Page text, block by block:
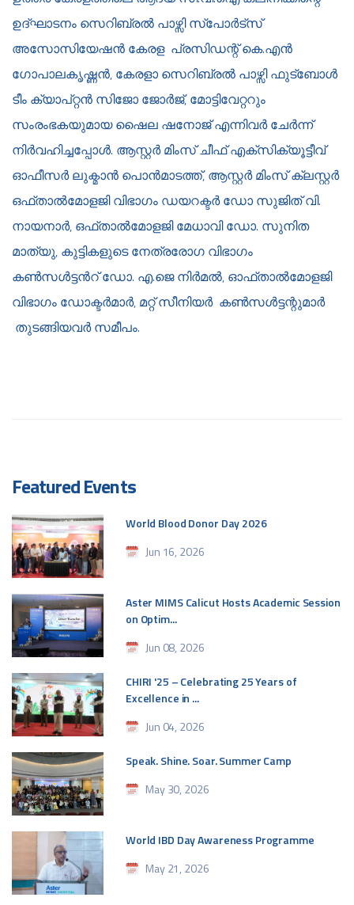
ഉദ്ഘാടനം സെറിബ്രൽ പാഴ്സി സ്പോർട്സ്
അസോസിയേഷൻ കേരള പ്രസിഡന്റ് കെ.എൻ
ഗോപാലകൃഷ്ണൻ, കേരളാ സെറിബ്രൽ പാഴ്സി ഫുട്ബോൾ
ടീം ക്യാപ്റ്റൻ സിജോ ജോർജ്, മോട്ടിവേറ്ററും
സംരംഭകയുമായ ഷൈല ഷനോജ് എന്നിവർ ചേർന്ന്
നിർവഹിച്ചപ്പോൾ. ആസ്റ്റർ മിംസ് ചീഫ് എക്സിക്യൂട്ടീവ്
ഓഫീസർ ലുക്മാൻ പൊൻമാടത്ത്, ആസ്റ്റർ മിംസ് ക്ലസ്റ്റർ
ഒഫ്‍താൽമോളജി വിഭാഗം ഡയറക്ടർ ഡോ സുജിത് വി.
നായനാർ, ഒഫ്‍താൽമോളജി മേധാവി ഡോ. സുനിത
മാത്യു, കുട്ടികളുടെ നേത്രരോഗ വിഭാഗം
കൺസൾട്ടൻറ് ഡോ. എ.ജെ നിർമൽ, ഓഫ്താൽമോളജി
വിഭാഗം ഡോക്ടർമാർ, മറ്റ് സീനിയർ കൺസൾട്ടന്റുമാർ
തുടങ്ങിയവർ സമീപം.​
Featured Events
World Blood Donor Day 2026
Jun 16, 2026
Aster MIMS Calicut Hosts Academic Session
on Optim...
Jun 08, 2026
CHIRI '25 – Celebrating 25 Years of
Excellence in ...
Jun 04, 2026
Speak. Shine. Soar. Summer Camp
May 30, 2026
World IBD Day Awareness Programme
May 21, 2026